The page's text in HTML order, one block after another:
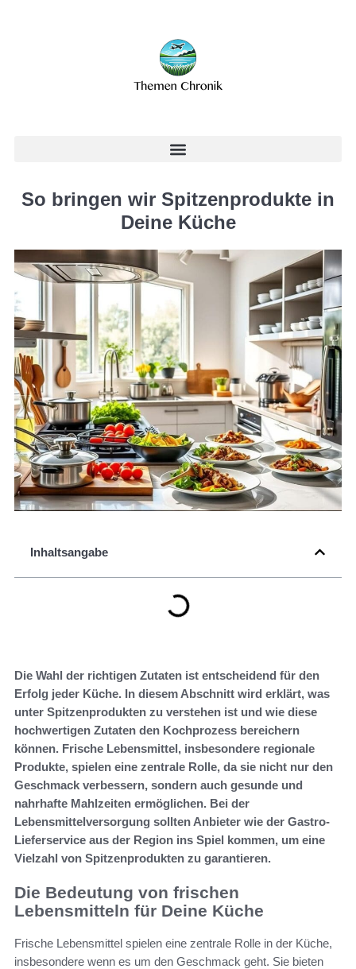
So bringen wir Spitzenprodukte in
Deine Küche
Inhaltsangabe
Die Wahl der richtigen Zutaten ist entscheidend für den
Erfolg jeder Küche. In diesem Abschnitt wird erklärt, was
unter Spitzenprodukten zu verstehen ist und wie diese
hochwertigen Zutaten den Kochprozess bereichern
können. Frische Lebensmittel, insbesondere regionale
Produkte, spielen eine zentrale Rolle, da sie nicht nur den
Geschmack verbessern, sondern auch gesunde und
nahrhafte Mahlzeiten ermöglichen. Bei der
Lebensmittelversorgung sollten Anbieter wie der Gastro-
Lieferservice aus der Region ins Spiel kommen, um eine
Vielzahl von Spitzenprodukten zu garantieren.
Die Bedeutung von frischen
Lebensmitteln für Deine Küche
Frische Lebensmittel spielen eine zentrale Rolle in der Küche,
insbesondere wenn es um den Geschmack geht. Sie bieten